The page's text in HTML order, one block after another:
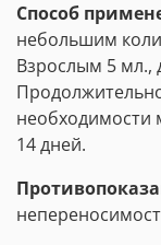
Способ
небольшим
Взрослым 5 мл.,
необходимости
14 дней.